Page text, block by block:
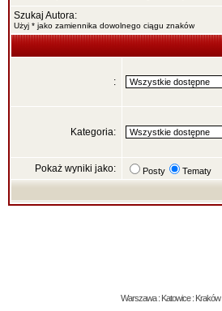
Szukaj Autora:
Użyj * jako zamiennika dowolnego ciągu znaków
:
Kategoria:
Pokaż wyniki jako: Posty Tematy
Warszawa : Katowice : Kraków